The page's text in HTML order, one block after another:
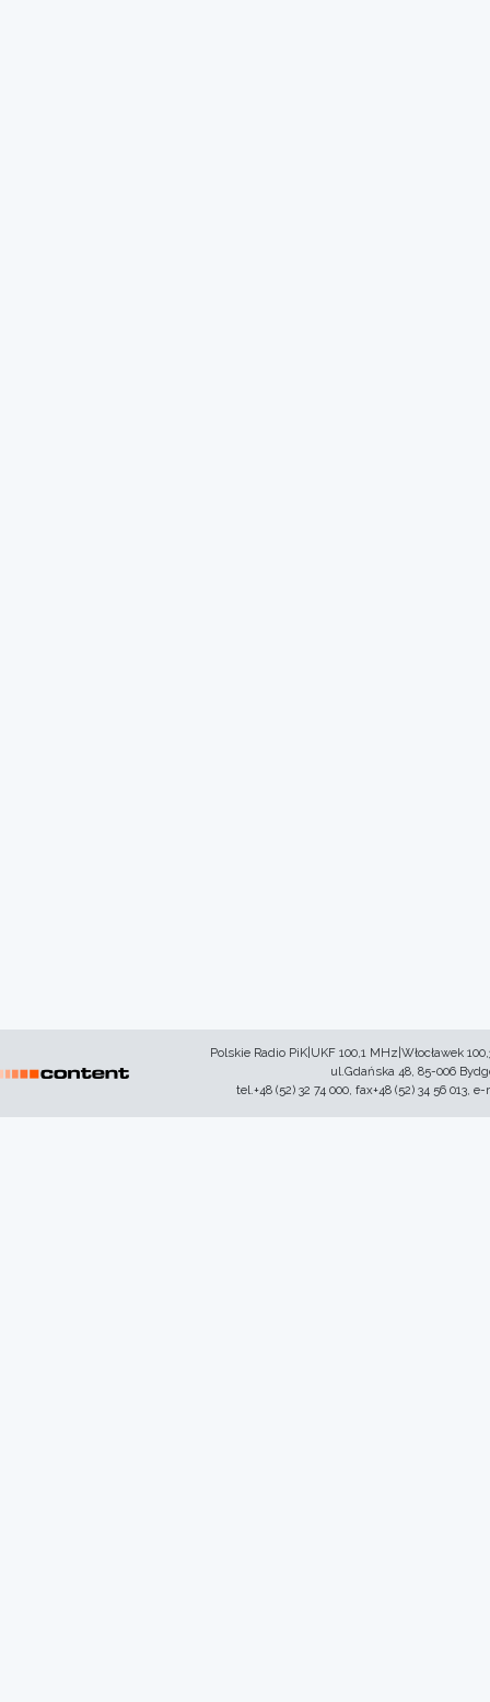
Polskie Radio PiK|UKF 100,1 MHz|Włocławek
ul.Gdańska 48, 85-006
tel.+48 (52) 32 74 000, fax+48 (52) 34 56 013,